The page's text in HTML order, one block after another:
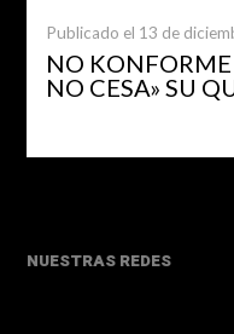
Publicado el 13 de
NO
NO CESA» SU
NUESTRAS REDES